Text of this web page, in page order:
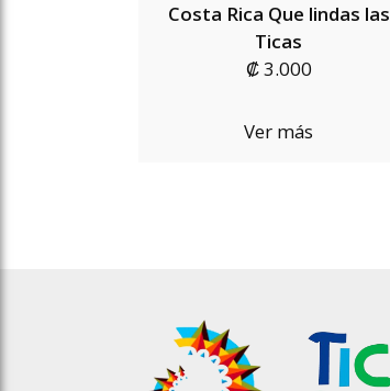
Costa Rica Que lindas las
Ticas
₡ 3.000
Ver más